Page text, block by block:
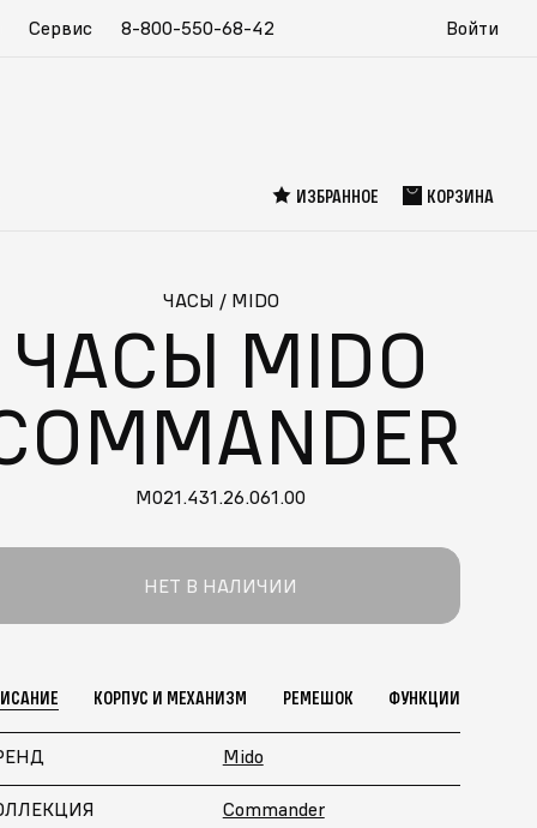
Сервис 8-800-550-68-42 Войти
ИЗБРАННОЕ КОРЗИНА
ЧАСЫ / MIDO
ЧАСЫ MIDO
M021.431.26.061.00
НЕТ В НАЛИЧИИ
КОРПУС И МЕХАНИЗМ РЕМЕШОК ФУНКЦИИ
Mido
Commander